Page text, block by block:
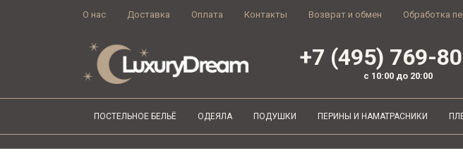
О нас Доставка Оплата Контакты Возврат и обмен Обработка
+7 (495) 769-
с 10:00 до 20:00
ПОСТЕЛЬНОЕ БЕЛЬЁ ОДЕЯЛА ПОДУШКИ ПЕРИНЫ И НАМАТРАСНИКИ